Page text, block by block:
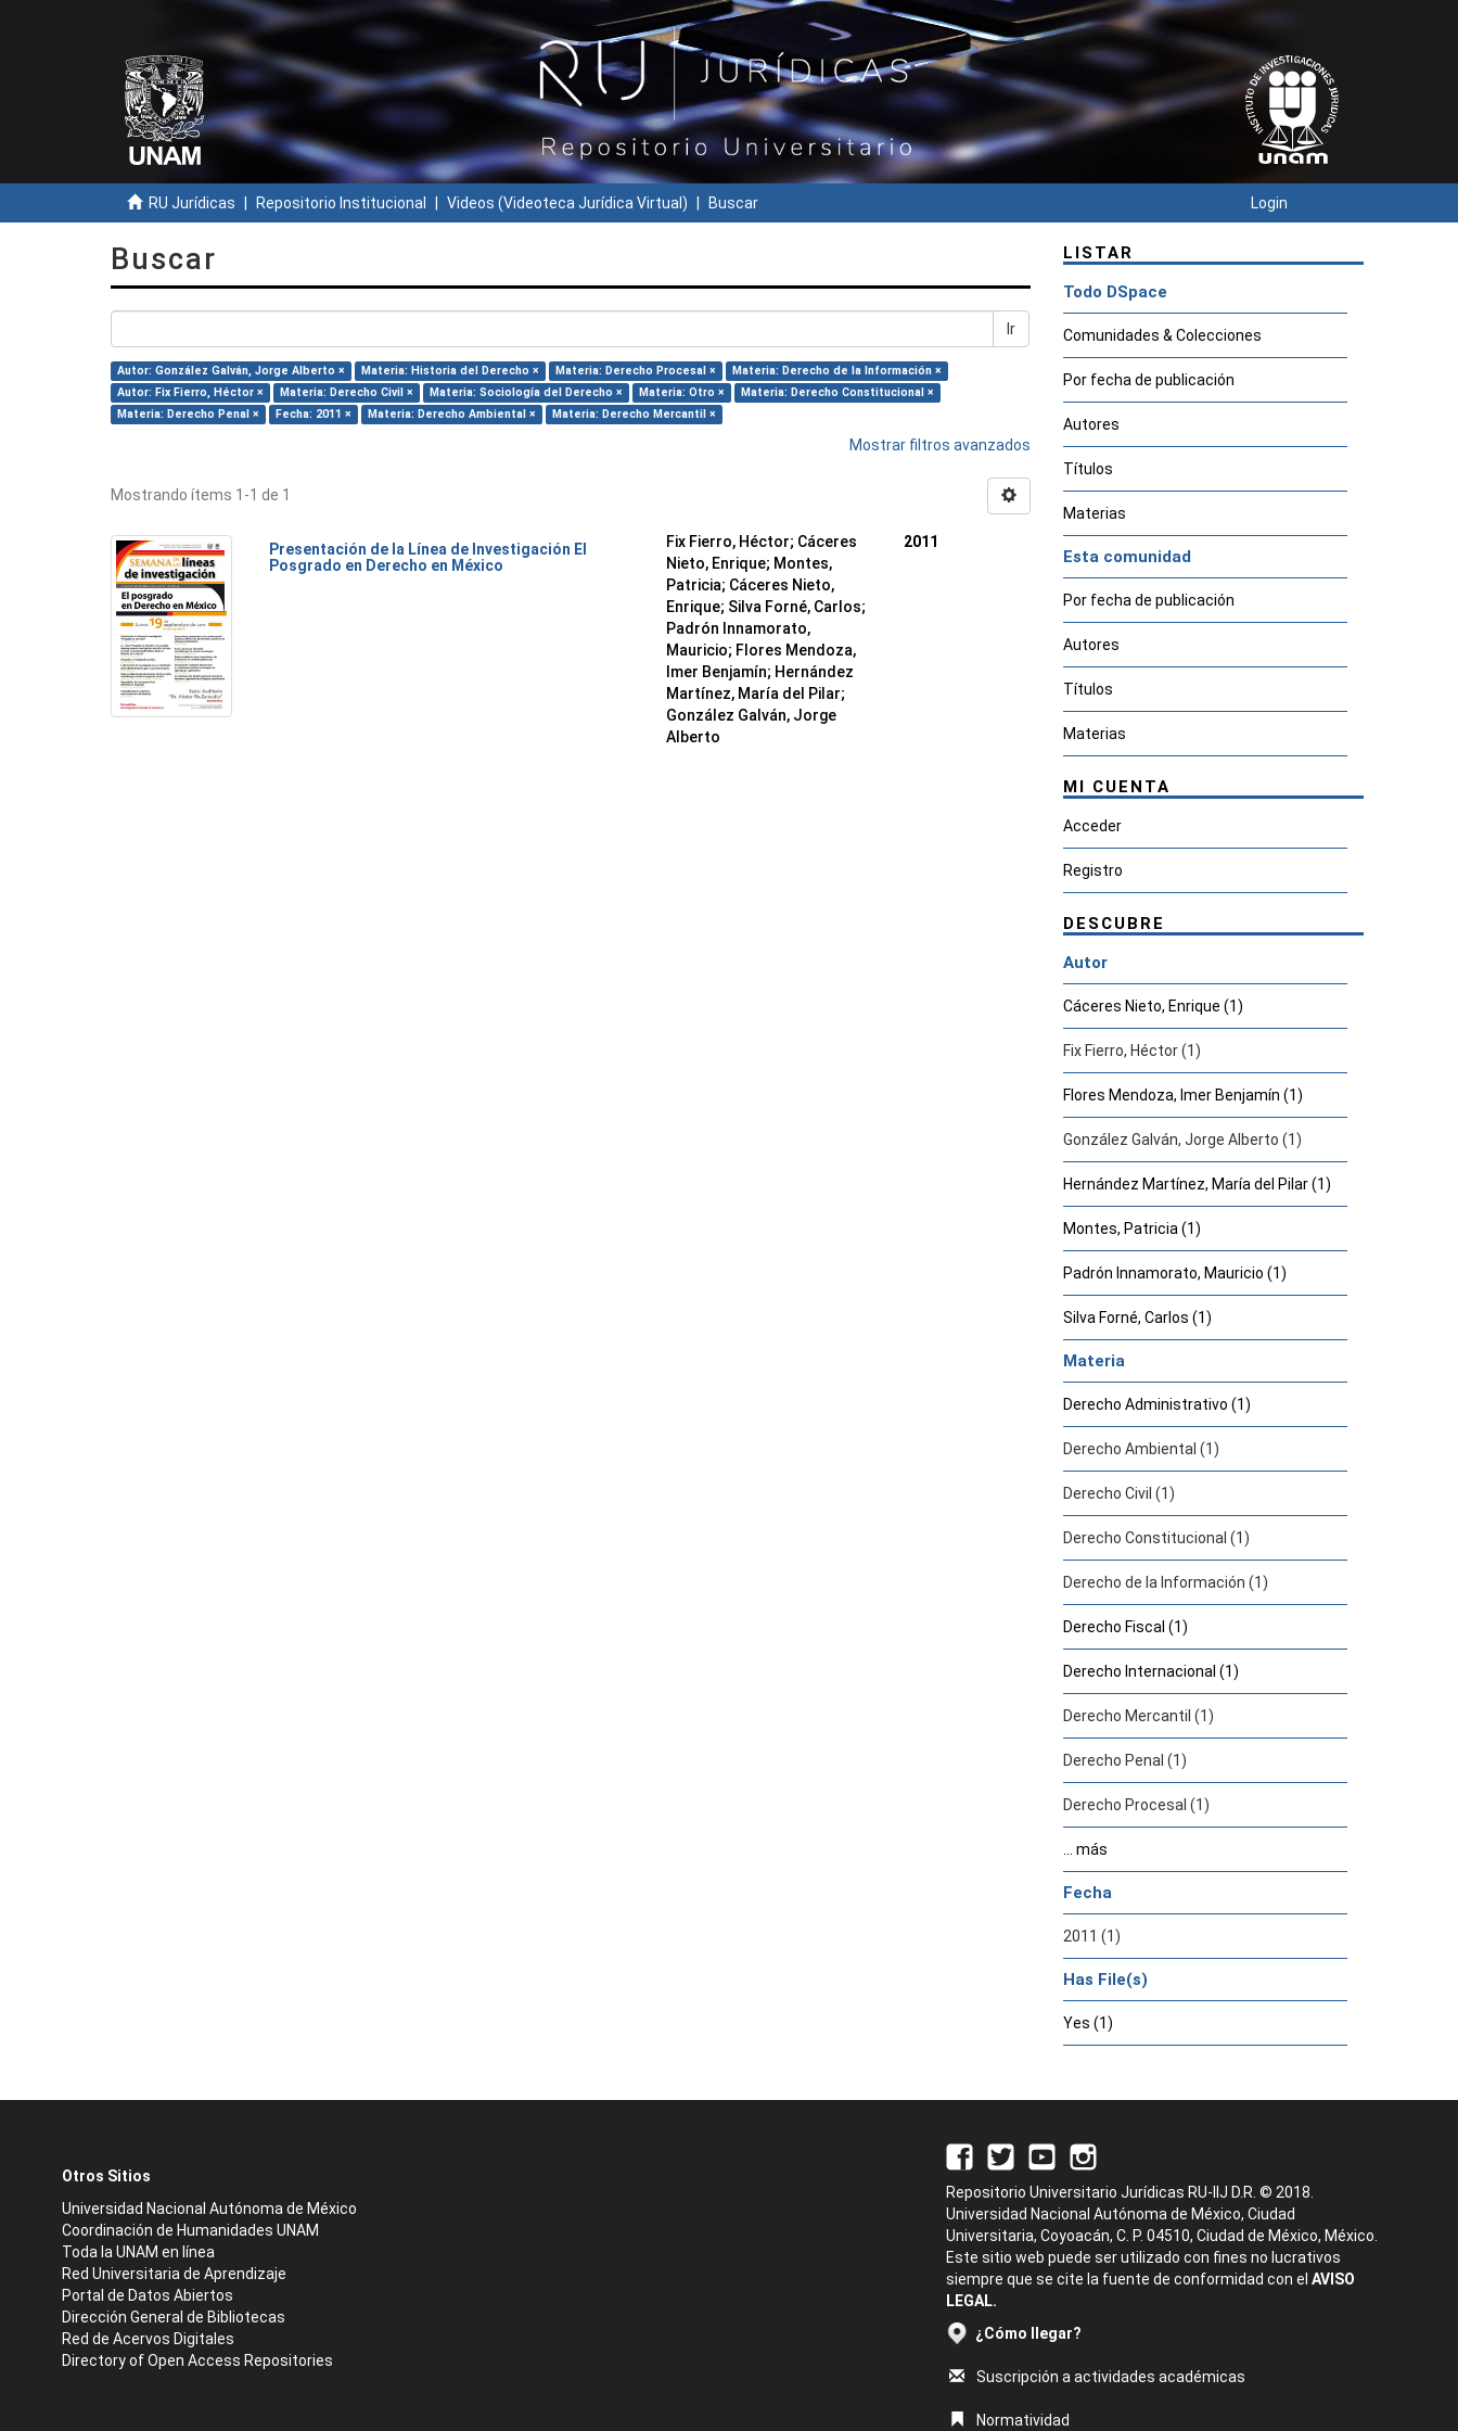
RU Jurídicas Repositorio Institucional Videos (Videoteca Jurídica Virtual) Buscar Login
Buscar
Ir
Autor: González Galván, Jorge Alberto × Materia: Historia del Derecho × Materia: Derecho Procesal ×
Materia: Derecho de la Información ×
Autor: Fix Fierro, Héctor ×
Materia: Derecho Civil × Materia: Sociología del Derecho × Materia: Otro ×
Materia: Derecho Constitucional ×
Materia: Derecho Penal ×
Fecha: 2011 × Materia: Derecho Ambiental × Materia: Derecho Mercantil ×
Mostrar filtros avanzados
Mostrando ítems 1-1 de 1
Presentación de la Línea de Investigación El
Posgrado en Derecho en México
Fix Fierro, Héctor; Cáceres
Nieto, Enrique; Montes,
Patricia; Cáceres Nieto,
Enrique; Silva Forné, Carlos;
Padrón Innamorato,
Mauricio; Flores Mendoza,
Imer Benjamín; Hernández
Martínez, María del Pilar;
González Galván, Jorge
Alberto
2011
LISTAR
Todo DSpace
Comunidades & Colecciones
Por fecha de publicación
Autores
Títulos
Materias
Esta comunidad
Por fecha de publicación
Autores
Títulos
Materias
MI CUENTA
Acceder
Registro
DESCUBRE
Autor
Cáceres Nieto, Enrique (1)
Fix Fierro, Héctor (1)
Flores Mendoza, Imer Benjamín (1)
González Galván, Jorge Alberto (1)
Hernández Martínez, María del Pilar (1)
Montes, Patricia (1)
Padrón Innamorato, Mauricio (1)
Silva Forné, Carlos (1)
Materia
Derecho Administrativo (1)
Derecho Ambiental (1)
Derecho Civil (1)
Derecho Constitucional (1)
Derecho de la Información (1)
Derecho Fiscal (1)
Derecho Internacional (1)
Derecho Mercantil (1)
Derecho Penal (1)
Derecho Procesal (1)
... más
Fecha
2011 (1)
Has File(s)
Yes (1)
Otros Sitios
Universidad Nacional Autónoma de México
Coordinación de Humanidades UNAM
Toda la UNAM en línea
Red Universitaria de Aprendizaje
Portal de Datos Abiertos
Dirección General de Bibliotecas
Red de Acervos Digitales
Directory of Open Access Repositories
Repositorio Universitario Jurídicas RU-IIJ D.R. © 2018.
Universidad Nacional Autónoma de México, Ciudad
Universitaria, Coyoacán, C. P. 04510, Ciudad de México, México.
Este sitio web puede ser utilizado con fines no lucrativos
siempre que se cite la fuente de conformidad con el AVISO
LEGAL.
¿Cómo llegar?
Suscripción a actividades académicas
Normatividad